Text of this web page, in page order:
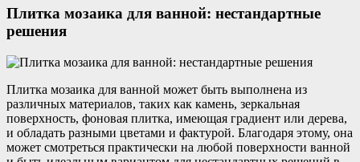
Плитка мозаика для ванной: нестандартные
решения
Плитка мозаика для ванной может быть выполнена из
различных материалов, таких как камень, зеркальная
поверхность, фоновая плитка, имеющая градиент или дерева,
и обладать разными цветами и фактурой. Благодаря этому, она
может смотреться практически на любой поверхности ванной